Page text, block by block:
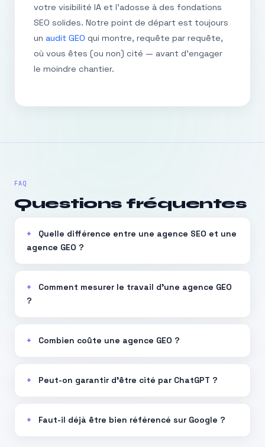
votre visibilité IA et l’adosse à des fondations
SEO solides. Notre point de départ est toujours
un audit GEO qui montre, requête par requête,
où vous êtes (ou non) cité — avant d’engager
le moindre chantier.
FAQ
Questions fréquentes
Quelle différence entre une agence SEO et une
agence GEO ?
Comment mesurer le travail d’une agence GEO
?
Combien coûte une agence GEO ?
Peut-on garantir d’être cité par ChatGPT ?
Faut-il déjà être bien référencé sur Google ?